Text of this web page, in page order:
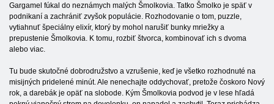
Gargamel fúkal do neznámych malých Šmolkovia. Tatko Šmolko je späť v
podnikaní a zachrániť zvyšok populácie. Rozhodovanie o tom, puzzle,
vytiahnuť špeciálny elixír, ktorý by mohol narušiť bunky mriežky a
prepustenie Šmolkovia. K tomu, rozbiť štvorca, kombinovať ich s dvoma
alebo viac.
Tu bude skutočné dobrodružstvo a vzrušenie, keď je všetko rozhodnuté na
misijných pridelené minút. Ale nenechajte oddychovať, pretože čoskoro Nový
rok, a darebák je opäť na slobode. Kým Šmolkovia podvod je v lese hľadá